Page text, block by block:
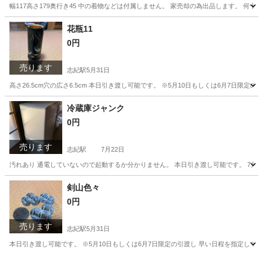
幅117高さ179奥行き45 中の着物などは付属しません。 家売却の為出品します。 何
大阪 八尾市 志紀駅
売ります
花瓶11
0円
志紀駅5月31日
高さ26.5cm穴の広さ6.5cm 本日引き渡し可能です。 ※5月10日もしくは6月7日限定の
大阪 八尾市 志紀駅 インテリア雑貨/小物
売ります
冷蔵庫ジャンク
0円
志紀駅 7月22日
汚れあり 通電していないので起動するか分かりません。 本日引き渡し可能です。 7
大阪 八尾市 志紀駅
売ります
剣山色々
0円
志紀駅5月31日
本日引き渡し可能です。 ※5月10日もしくは6月7日限定の引渡し 早い日程を指定して